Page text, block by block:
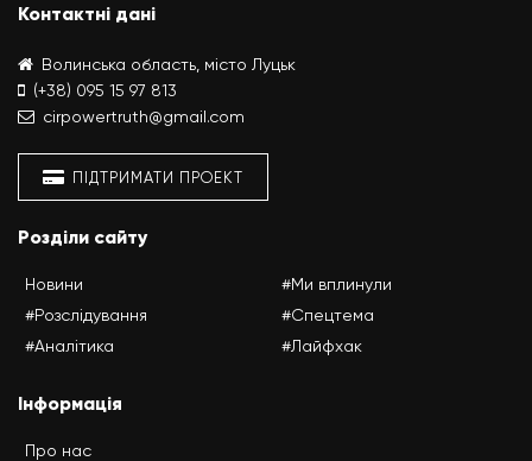
Контактні дані
Волинська область, місто Луцьк
(+38) 095 15 97 813
cirpowertruth@gmail.com
ПІДТРИМАТИ ПРОЕКТ
Розділи сайту
Новини
#Розслідування
#Аналітика
#Ми вплинули
#Спецтема
#Лайфхак
Інформація
Про нас